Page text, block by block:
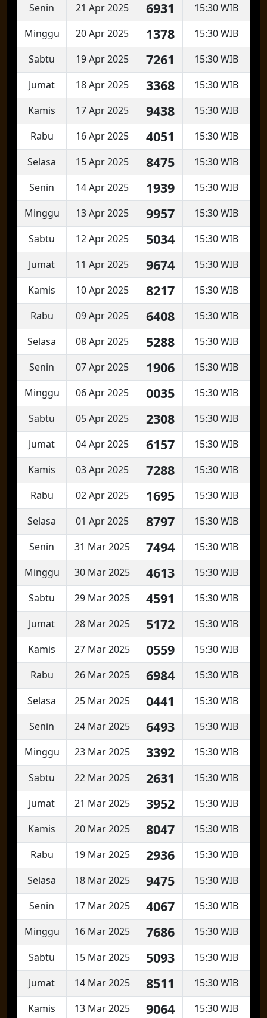
Senin 21 Apr 2025 6931
15:30 WIB
Minggu
20 Apr 2025 1378
15:30 WIB
Sabtu
19 Apr 2025 7261
15:30 WIB
Jumat
18 Apr 2025 3368
15:30 WIB
Kamis
17 Apr 2025 9438
15:30 WIB
Rabu
16 Apr 2025 4051
15:30 WIB
Selasa
15 Apr 2025 8475
15:30 WIB
Senin
14 Apr 2025 1939
15:30 WIB
Minggu
13 Apr 2025 9957
15:30 WIB
Sabtu
12 Apr 2025 5034
15:30 WIB
Jumat
11 Apr 2025 9674
15:30 WIB
Kamis
10 Apr 2025 8217
15:30 WIB
Rabu
09 Apr 2025 6408
15:30 WIB
Selasa
08 Apr 2025 5288
15:30 WIB
Senin
07 Apr 2025 1906
15:30 WIB
Minggu
06 Apr 2025 0035
15:30 WIB
Sabtu
05 Apr 2025 2308
15:30 WIB
Jumat
04 Apr 2025 6157
15:30 WIB
Kamis
03 Apr 2025 7288
15:30 WIB
Rabu
02 Apr 2025 1695
15:30 WIB
Selasa
01 Apr 2025 8797
15:30 WIB
Senin
31 Mar 2025 7494
15:30 WIB
Minggu
30 Mar 2025 4613
15:30 WIB
Sabtu
29 Mar 2025 4591
15:30 WIB
Jumat
28 Mar 2025 5172
15:30 WIB
Kamis
27 Mar 2025 0559
15:30 WIB
Rabu
26 Mar 2025 6984
15:30 WIB
Selasa
25 Mar 2025 0441
15:30 WIB
Senin
24 Mar 2025 6493
15:30 WIB
Minggu
23 Mar 2025 3392
15:30 WIB
Sabtu
22 Mar 2025 2631
15:30 WIB
Jumat
21 Mar 2025 3952
15:30 WIB
Kamis
20 Mar 2025 8047
15:30 WIB
Rabu
19 Mar 2025 2936
15:30 WIB
Selasa
18 Mar 2025 9475
15:30 WIB
Senin
17 Mar 2025 4067
15:30 WIB
Minggu
16 Mar 2025 7686
15:30 WIB
Sabtu
15 Mar 2025 5093
15:30 WIB
Jumat
14 Mar 2025 8511
15:30 WIB
Kamis
13 Mar 2025 9064
15:30 WIB